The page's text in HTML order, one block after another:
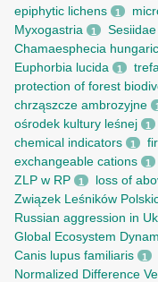
epiphytic lichens 1
Myxogastria 1 Sesiidae
Chamaesphecia
Euphorbia lucida 1
protection of forest
chrząszcze ambrozyjne
ośrodek kultury leśnej 1
chemical indicators 1
exchangeable cations 1
ZLP w RP 1 loss of
Związek Leśników
Russian aggression in
Global Ecosystem
Canis lupus familiaris 1
Normalized Difference